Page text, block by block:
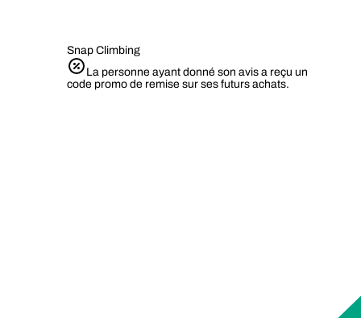
Snap Climbing
La personne ayant donné son avis a reçu un
code promo de remise sur ses futurs achats.